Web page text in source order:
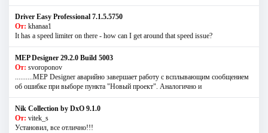
Driver Easy Professional 7.1.5.5750
От: khanaa1
It has a speed limiter on there - how can I get around that speed issue?
MEP Designer 29.2.0 Build 5003
От: svoroponov
..........MEP Designer аварийно завершает работу с всплывающим сообщением
об ошибке при выборе пункта "Новый проект". Аналогично и
Nik Collection by DxO 9.1.0
От: vitek_s
Установил, все отлично!!!